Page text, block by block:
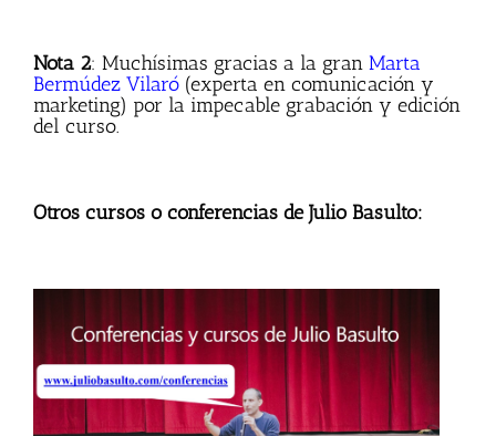
Nota 2: Muchísimas gracias a la gran Marta
Bermúdez Vilaró (experta en comunicación y
marketing) por la impecable grabación y edición
del curso.
Otros cursos o conferencias de Julio Basulto: